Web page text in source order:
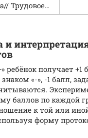
Трудовое…
и
ребёнок получает +1
«-», -1 балл,
баллов по каждой
к той или
форму